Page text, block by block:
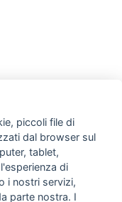
piccoli file di
dal browser sul
tablet,
di
i nostri servizi,
parte nostra. I